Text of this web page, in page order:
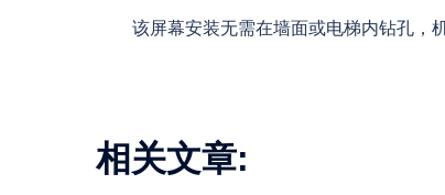
该屏幕安装无需在墙面或电梯内钻孔，
相关文章: